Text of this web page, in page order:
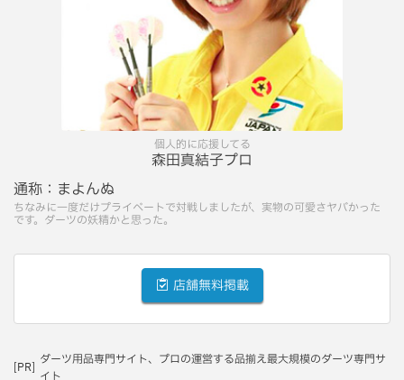
個人的に応援してる
森田真結子プロ
通称： まよんぬ
ちなみに一度だけプライベートで対戦しましたが、実物の可愛さヤバかった
です。ダーツの妖精かと思った。
店舗無料掲載
[PR]
ダーツ用品専門サイト、プロの運営する品揃え最大規模のダーツ専門サ
イト